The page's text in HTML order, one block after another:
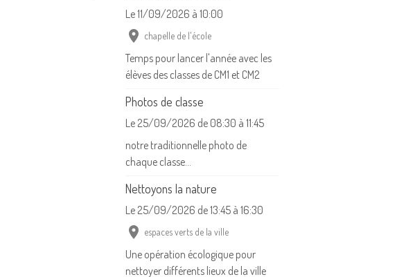
chapelle de l'école
Temps pour lancer l'année avec les
élèves des classes de CM1 et CM2
Photos de classe
Le 25/09/2026
notre traditionnelle photo de
Nettoyons la nature
Le 25/09/2026 de 13:45
espaces verts de la ville
Une opération écologique pour
nettoyer différents lieux de la ville